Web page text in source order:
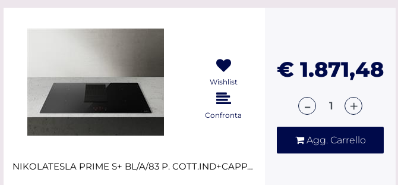
Wishlist
Confronta
NIKOLATESLA PRIME S+ BL/A/83 P. COTT.IND+CAPPA ASPIR.V.NERO ELIC
€ 1.871,48
Quantità
Agg. Carrello